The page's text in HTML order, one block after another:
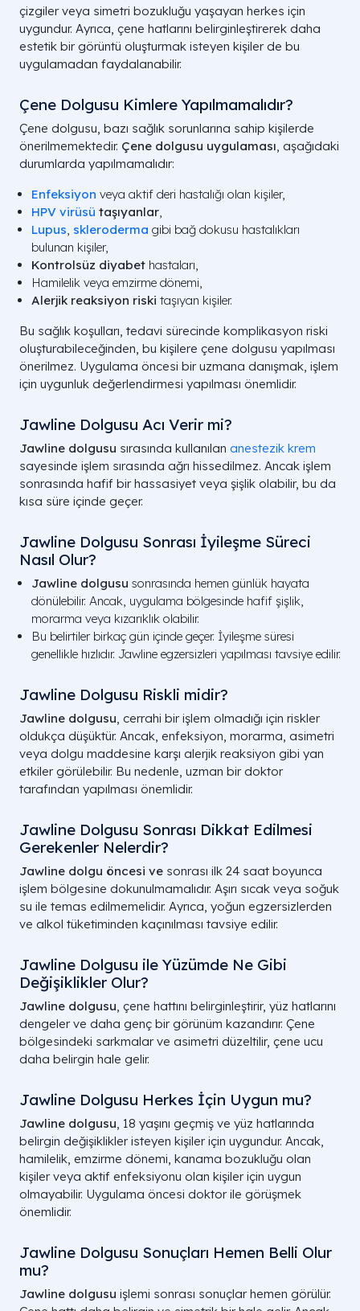
çizgiler veya simetri bozukluğu yaşayan herkes için
uygundur. Ayrıca, çene hatlarını belirginleştirerek daha
estetik bir görüntü oluşturmak isteyen kişiler de bu
uygulamadan faydalanabilir.
Çene Dolgusu Kimlere Yapılmamalıdır?
Çene dolgusu, bazı sağlık sorunlarına sahip kişilerde
önerilmemektedir. Çene dolgusu uygulaması , aşağıdaki
durumlarda yapılmamalıdır:
Enfeksiyon veya aktif deri hastalığı olan kişiler,
HPV virüsü taşıyanlar
Lupus skleroderma gibi bağ dokusu hastalıkları
bulunan kişiler,
Kontrolsüz diyabet hastaları,
Hamilelik veya emzirme dönemi,
Alerjik reaksiyon riski taşıyan kişiler.
Bu sağlık koşulları, tedavi sürecinde komplikasyon riski
oluşturabileceğinden, bu kişilere çene dolgusu yapılması
önerilmez. Uygulama öncesi bir uzmana danışmak, işlem
için uygunluk değerlendirmesi yapılması önemlidir.
Jawline Dolgusu Acı Verir mi?
Jawline dolgusu sırasında kullanılan anestezik krem
sayesinde işlem sırasında ağrı hissedilmez. Ancak işlem
sonrasında hafif bir hassasiyet veya şişlik olabilir, bu da
kısa süre içinde geçer.
Jawline Dolgusu Sonrası İyileşme Süreci
Nasıl Olur?
Jawline dolgusu sonrasında hemen günlük hayata
dönülebilir. Ancak, uygulama bölgesinde hafif şişlik,
morarma veya kızarıklık olabilir.
Bu belirtiler birkaç gün içinde geçer. İyileşme süresi
genellikle hızlıdır. Jawline egzersizleri yapılması tavsiye edilir.
Jawline Dolgusu Riskli midir?
Jawline dolgusu , cerrahi bir işlem olmadığı için riskler
oldukça düşüktür. Ancak, enfeksiyon, morarma, asimetri
veya dolgu maddesine karşı alerjik reaksiyon gibi yan
etkiler görülebilir. Bu nedenle, uzman bir doktor
tarafından yapılması önemlidir.
Jawline Dolgusu Sonrası Dikkat Edilmesi
Gerekenler Nelerdir?
Jawline dolgu öncesi ve sonrası ilk 24 saat boyunca
işlem bölgesine dokunulmamalıdır. Aşırı sıcak veya soğuk
su ile temas edilmemelidir. Ayrıca, yoğun egzersizlerden
ve alkol tüketiminden kaçınılması tavsiye edilir.
Jawline Dolgusu ile Yüzümde Ne Gibi
Değişiklikler Olur?
Jawline dolgusu , çene hattını belirginleştirir, yüz hatlarını
dengeler ve daha genç bir görünüm kazandırır. Çene
bölgesindeki sarkmalar ve asimetri düzeltilir, çene ucu
daha belirgin hale gelir.
Jawline Dolgusu Herkes İçin Uygun mu?
Jawline dolgusu , 18 yaşını geçmiş ve yüz hatlarında
belirgin değişiklikler isteyen kişiler için uygundur. Ancak,
hamilelik, emzirme dönemi, kanama bozukluğu olan
kişiler veya aktif enfeksiyonu olan kişiler için uygun
olmayabilir. Uygulama öncesi doktor ile görüşmek
önemlidir.
Jawline Dolgusu Sonuçları Hemen Belli Olur
mu?
Jawline dolgusu işlemi sonrası sonuçlar hemen görülür.